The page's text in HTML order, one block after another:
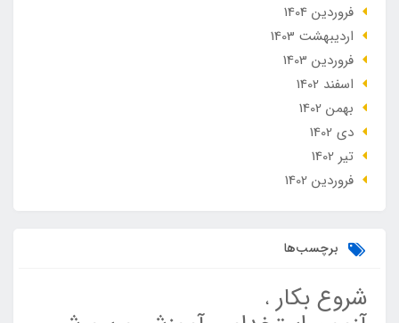
فروردین 1404
ارديبهشت 1403
فروردین 1403
اسفند 1402
بهمن 1402
دی 1402
تير 1402
فروردین 1402
برچسب‌ها
شروع بکار